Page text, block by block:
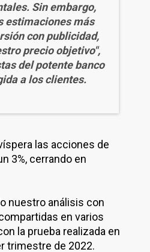
Sin embargo,
estimaciones más
con publicidad,
precio objetivo",
del potente banco
a los clientes.
las acciones de
3%, cerrando en
nuestro análisis con
en varios
la prueba realizada en
trimestre de 2022.